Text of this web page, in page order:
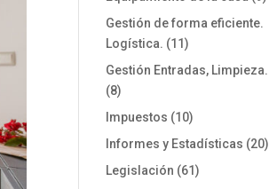
Gestión de forma eficiente.
Logística. (11)
Gestión Entradas, Limpieza.
(8)
Impuestos (10)
Informes y Estadísticas (20)
Legislación (61)